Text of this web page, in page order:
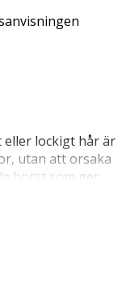
lockigt hår är
utan att orsaka
borst som ger
både vått och
vilket gör att
eller i väskan.